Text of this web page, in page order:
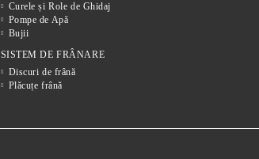
Curele și Role de Ghidaj
Pompe de Apă
Bujii
SISTEM DE FRÂNARE
Discuri de frână
Plăcuțe frână